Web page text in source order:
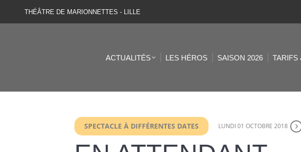
THÉÂTRE DE MARIONNETTES - LILLE
ACTUALITÉS LES HÉROS SAISON 2026 TARIFS
SPECTACLE À DIFFÉRENTES DATES LUNDI 01 OCTOBRE 2018